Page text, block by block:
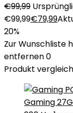
€99,99
€99,99€79,99
20%
Zur Wunschliste
entfernen0
Produkt